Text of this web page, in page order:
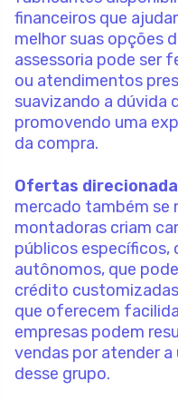
financeiros que
melhor suas opções
assessoria pode ser
ou atendimentos
suavizando a dúvida
promovendo uma
da compra.
Ofertas
mercado também se
montadoras criam
públicos específicos,
autônomos, que
crédito
que oferecem
empresas podem
vendas por atender
desse grupo.